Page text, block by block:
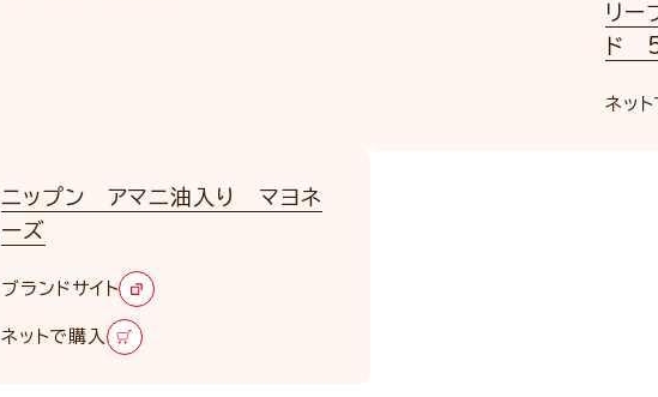
リー
ド
ネッ
ニップン アマニ油入り マヨネ
ーズ
ブランドサイト
ネットで購入